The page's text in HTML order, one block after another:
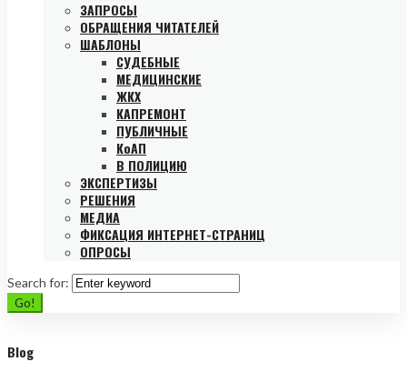
ЗАПРОСЫ
ОБРАЩЕНИЯ ЧИТАТЕЛЕЙ
ШАБЛОНЫ
СУДЕБНЫЕ
МЕДИЦИНСКИЕ
ЖКХ
КАПРЕМОНТ
ПУБЛИЧНЫЕ
КоАП
В ПОЛИЦИЮ
ЭКСПЕРТИЗЫ
РЕШЕНИЯ
МЕДИА
ФИКСАЦИЯ ИНТЕРНЕТ-СТРАНИЦ
ОПРОСЫ
Search for:
Go!
Blog